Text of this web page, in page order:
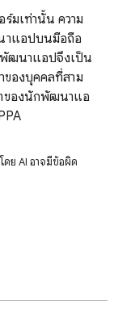
มเท่านั้น ความ
าแอปบนมือถือ
ฒนาแอปจึงเป็น
ของบุคคลที่สาม
ของนักพัฒนาแอ
ดย AI อาจมีข้อผิด